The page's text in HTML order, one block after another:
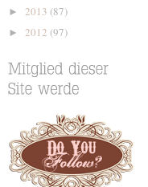
► 2013 (87)
► 2012 (97)